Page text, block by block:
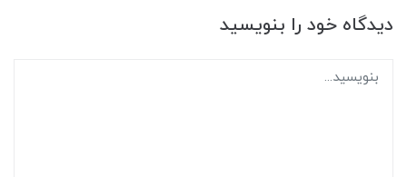
دیدگاه خود را بنویسید